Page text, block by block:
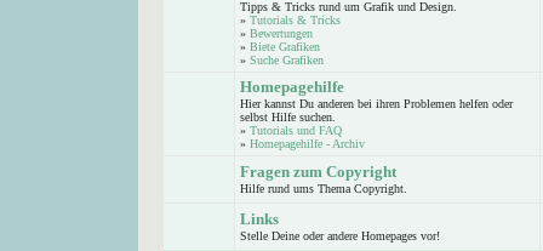
Tipps & Tricks rund um Grafik und Design.
» Tutorials & Tricks
» Bewertungen
» Biete Grafiken
» Suche Grafiken
Homepagehilfe
Hier kannst Du anderen bei ihren Problemen helfen oder
selbst Hilfe suchen.
» Tutorials und FAQ
» Homepagehilfe - Archiv
Fragen zum Copyright
Hilfe rund ums Thema Copyright.
Links
Stelle Deine oder andere Homepages vor!